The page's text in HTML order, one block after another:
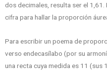
dos decimales, resulta ser el
cifra para hallar la proporción
Para escribir un poema de
verso endecasílabo (por su
una recta cuya medida es 11 (sus